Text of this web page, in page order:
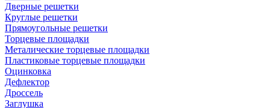
Дверные решетки
Круглые решетки
Прямоугольные решетки
Торцевые площадки
Металические торцевые площадки
Пластиковые торцевые площадки
Оцинковка
Дефлектор
Дроссель
Заглушка